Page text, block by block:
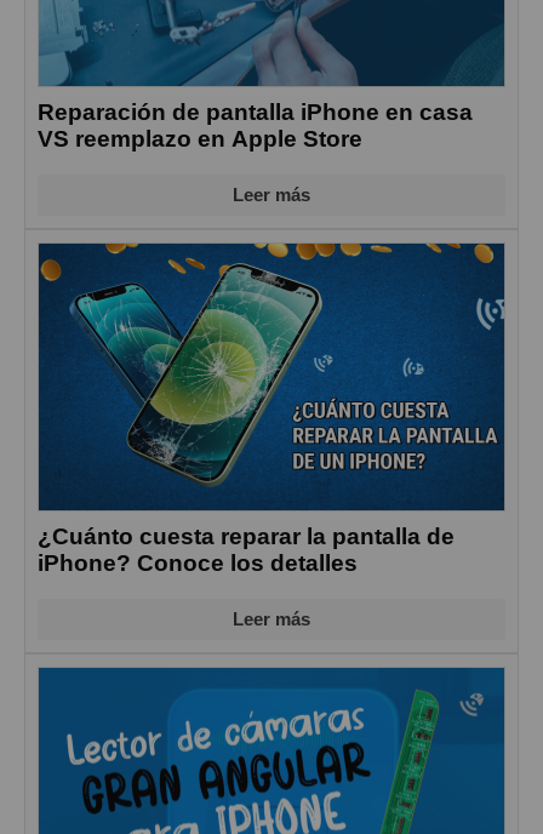
Reparación de pantalla iPhone en casa
VS reemplazo en Apple Store
Leer más
¿Cuánto cuesta reparar la pantalla de
iPhone? Conoce los detalles
Leer más